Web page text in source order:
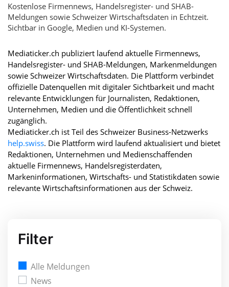
Kostenlose Firmennews, Handelsregister- und SHAB-
Meldungen sowie Schweizer Wirtschaftsdaten in Echtzeit.
Sichtbar in Google, Medien und KI-Systemen.
Mediaticker.ch publiziert laufend aktuelle Firmennews,
Handelsregister- und SHAB-Meldungen, Markenmeldungen
sowie Schweizer Wirtschaftsdaten. Die Plattform verbindet
offizielle Datenquellen mit digitaler Sichtbarkeit und macht
relevante Entwicklungen für Journalisten, Redaktionen,
Unternehmen, Medien und die Öffentlichkeit schnell
zugänglich.
Mediaticker.ch ist Teil des Schweizer Business-Netzwerks
help.swiss. Die Plattform wird laufend aktualisiert und bietet
Redaktionen, Unternehmen und Medienschaffenden
aktuelle Firmennews, Handelsregisterdaten,
Markeninformationen, Wirtschafts- und Statistikdaten sowie
relevante Wirtschaftsinformationen aus der Schweiz.
Filter
Alle Meldungen
News